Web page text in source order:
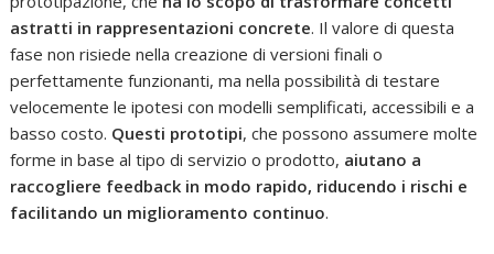
astratti in rappresentazioni concrete. Il valore di questa
fase non risiede nella creazione di versioni finali o
perfettamente funzionanti, ma nella possibilità di testare
velocemente le ipotesi con modelli semplificati, accessibili e a
basso costo. Questi prototipi, che possono assumere molte
forme in base al tipo di servizio o prodotto, aiutano a
raccogliere feedback in modo rapido, riducendo i rischi e
facilitando un miglioramento continuo.